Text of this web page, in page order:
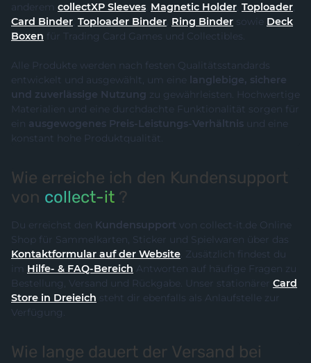
anderem collectXP Sleeves, Magnetic Holder, Toploader,
Card Binder, Toploader Binder, Ring Binder sowie Deck
Boxen für Trading Card Games und Collectibles.
Alle Produkte werden nach festen Qualitätsstandards
entwickelt und ausgewählt, um eine langlebige, sichere
und zuverlässige Nutzung zu gewährleisten. Hochwertige
Materialien und eine durchdachte Funktionalität sorgen für
ein ausgewogenes Preis-Leistungs-Verhältnis und eine
konstant hohe Produktqualität.
Wie erreiche ich den Kundensupport
von collect-it ?
Du erreichst den Kundensupport von collect-it.de Online
Shop für Sammelkarten, Sticker und Spielwaren über das
Kontaktformular auf der Website. Zusätzlich findest du
im Hilfe- & FAQ-Bereich Antworten auf häufige Fragen zu
Bestellung, Versand und Rückgabe. Unser stationärer Card
Store in Dreieich steht dir ebenfalls als Anlaufstelle zur
Verfügung.
Wie lange dauert der Versand bei